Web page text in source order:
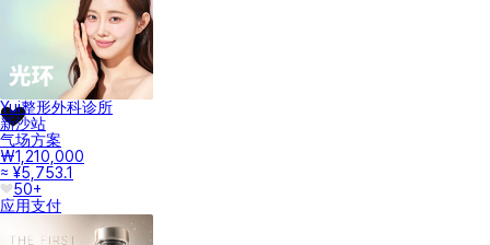
Yui整形外科诊所
新沙站
气场方案
₩1,210,000
≈ ¥5,753.1
50+
应用支付